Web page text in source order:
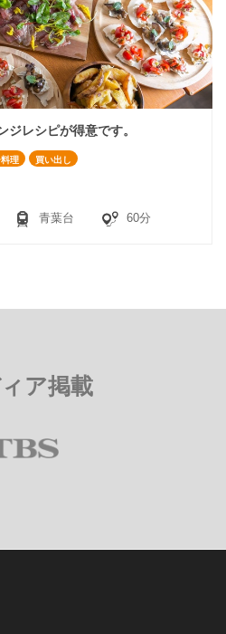
ジレシピが得意です。
理 買い出し
青葉台 60分
ア掲載